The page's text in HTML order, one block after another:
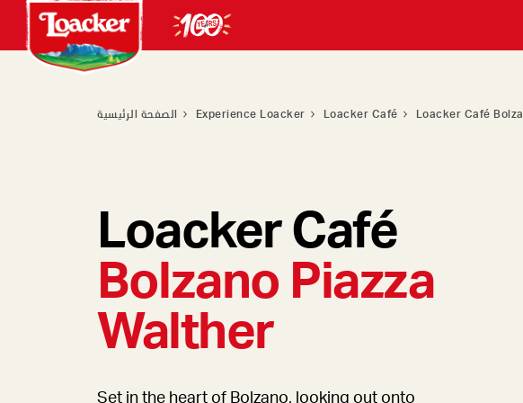
الصفحة الرئيسية Experience Loacker Loacker Café Loacker Café
Loacker Café
Bolzano Piazza
Walther
Set in the heart of Bolzano, looking out onto